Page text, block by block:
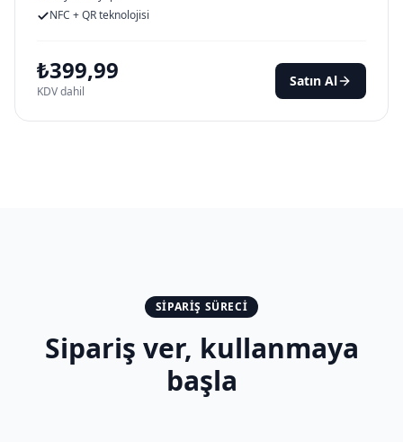
NFC + QR teknolojisi
₺399,99
KDV dahil
Satın Al
SIPARIŞ SÜRECI
Sipariş ver, kullanmaya
başla